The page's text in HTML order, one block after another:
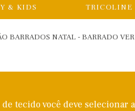
& KIDS TRICOLINE
BARRADOS NATAL - BARRADO
tecido você deve